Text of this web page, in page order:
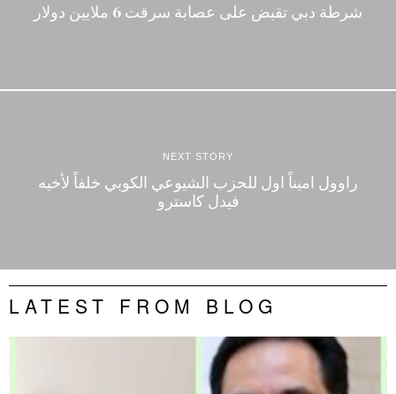
شرطة دبي تقبض على عصابة سرقت 6 ملايين دولار
NEXT STORY
راوول اميناً اول للحزب الشيوعي الكوبي خلفاً لأخيه
فيدل كاسترو
LATEST FROM BLOG